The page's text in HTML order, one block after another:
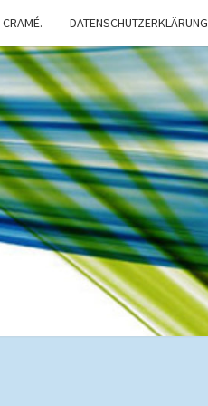
DATENSCHUTZERKLÄRUNG